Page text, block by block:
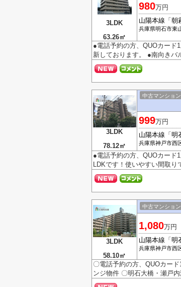
3LDK
63.26㎡
980万円
山陽本線 「 朝
兵庫県明石市東
●電話予約の方、QUOカード
新しております。 ●南向きバ
3LDK
78.12㎡
中古マンション
999万円
山陽本線 「 明
兵庫県神戸市西
●電話予約の方、QUOカード
LDKです！使いやすい間取
3LDK
58.10㎡
中古マンション
1,080万円
山陽本線 「 明
兵庫県神戸市西
〇電話予約の方、QUOカー
ンジ物件 〇明石大橋・瀬戸